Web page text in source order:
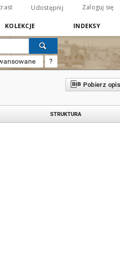
Udostępnij Zaloguj się
KOLEKCJE INDEKSY
?
Pobierz
STRUKTURA